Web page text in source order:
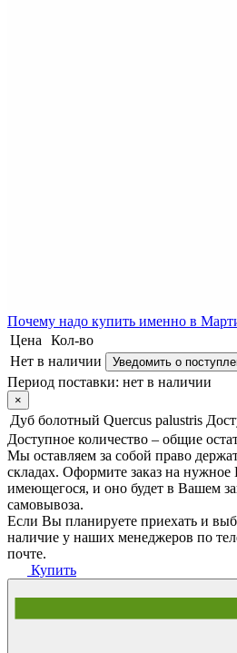
Почему надо купить именно в
Цена
Кол-во
Нет в наличии
Уведомить о
Период поставки: нет в наличии
×
Дуб болотный Quercus palustris
Доступное количество – общие
Мы оставляем за собой право
складах. Оформите заказ на нужное
имеющегося, и оно будет в Вашем
самовывоза.
Если Вы планируете приехать и
наличие у наших менеджеров по
почте.
Купить